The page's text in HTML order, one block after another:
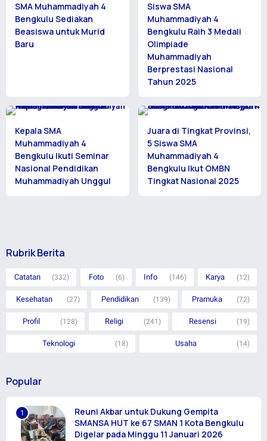
SMA Muhammadiyah 4
Bengkulu Sediakan
Beasiswa untuk Murid
Baru
Siswa SMA
Muhammadiyah 4
Bengkulu Raih 3 Medali
Olimpiade
Muhammadiyah
Berprestasi Nasional
Tahun 2025
Kepala SMA
Muhammadiyah 4
Bengkulu Ikuti Seminar
Nasional Pendidikan
Muhammadiyah Unggul
Juara di Tingkat Provinsi,
5 Siswa SMA
Muhammadiyah 4
Bengkulu Ikut OMBN
Tingkat Nasional 2025
Rubrik Berita
Catatan (332) Foto (6) Info (146) Karya (12)
Kesehatan (27) Pendidikan (139) Pramuka (72)
Profil (128) Religi (241) Resensi (19)
Teknologi (18) Usaha (14)
Popular
Reuni Akbar untuk Dukung Gempita
SMANSA HUT ke 67 SMAN 1 Kota Bengkulu
Digelar pada Minggu 11 Januari 2026